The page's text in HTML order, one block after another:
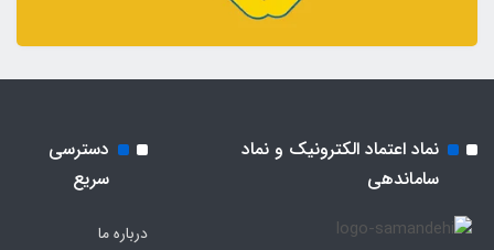
نماد اعتماد الکترونیک و نماد
ساماندهی
دسترسی
سریع
درباره ما